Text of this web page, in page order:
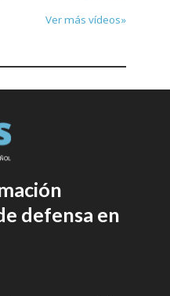
Ver más vídeos»
defensa en